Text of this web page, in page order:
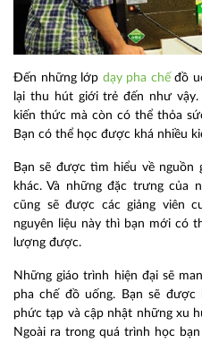
Đến những lớp dạy pha chếđồ
lại thu hút giới trẻ đến như
kiến thức mà còn có thể thỏa
Bạn có thể học được khá nhiều
Bạn sẽ được tìm hiểu về nguồn
khác. Và những đặc trưng của
cũng sẽ được các giảng viên
nguyên liệu này thì bạn mới có
lượng được.
Những giáo trình hiện đại sẽ
pha chế đồ uống. Bạn sẽ
phức tạp và cập nhật những xu
Ngoài ra trong quá trình học